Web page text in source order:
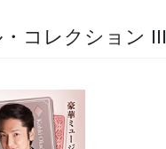
・コレクション III